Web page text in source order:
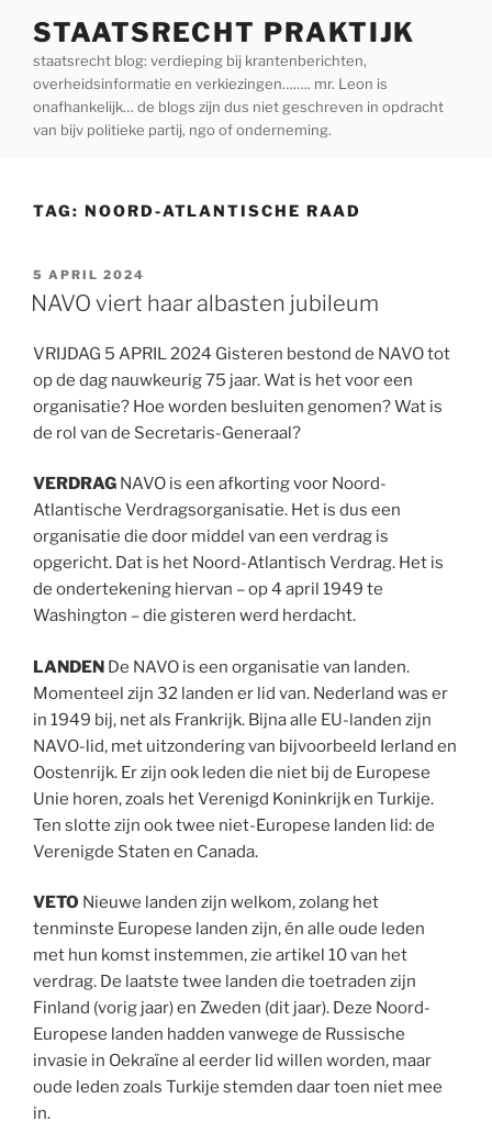
inhoud
STAATSRECHT PRAKTIJK
staatsrecht blog: verdieping bij krantenberichten,
overheidsinformatie en verkiezingen…….. mr. Leon is
onafhankelijk… de blogs zijn dus niet geschreven in opdracht
van bijv politieke partij, ngo of onderneming.
TAG: NOORD-ATLANTISCHE RAAD
GEPLAATST
OP
5 APRIL 2024
NAVO viert haar albasten jubileum
VRIJDAG 5 APRIL 2024 Gisteren bestond de NAVO tot
op de dag nauwkeurig 75 jaar. Wat is het voor een
organisatie? Hoe worden besluiten genomen? Wat is
de rol van de Secretaris-Generaal?
VERDRAG NAVO is een afkorting voor Noord-
Atlantische Verdragsorganisatie. Het is dus een
organisatie die door middel van een verdrag is
opgericht. Dat is het Noord-Atlantisch Verdrag. Het is
de ondertekening hiervan – op 4 april 1949 te
Washington – die gisteren werd herdacht.
LANDEN De NAVO is een organisatie van landen.
Momenteel zijn 32 landen er lid van. Nederland was er
in 1949 bij, net als Frankrijk. Bijna alle EU-landen zijn
NAVO-lid, met uitzondering van bijvoorbeeld Ierland en
Oostenrijk. Er zijn ook leden die niet bij de Europese
Unie horen, zoals het Verenigd Koninkrijk en Turkije.
Ten slotte zijn ook twee niet-Europese landen lid: de
Verenigde Staten en Canada.
VETO Nieuwe landen zijn welkom, zolang het
tenminste Europese landen zijn, én alle oude leden
met hun komst instemmen, zie artikel 10 van het
verdrag. De laatste twee landen die toetraden zijn
Finland (vorig jaar) en Zweden (dit jaar). Deze Noord-
Europese landen hadden vanwege de Russische
invasie in Oekraïne al eerder lid willen worden, maar
oude leden zoals Turkije stemden daar toen niet mee
in.